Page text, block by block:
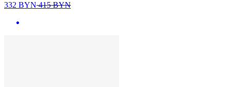
332 BYN415BYN